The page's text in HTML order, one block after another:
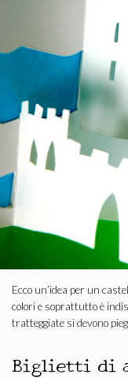
Ecco un’idea per un
colori e soprattutto è
tratteggiate si devono
Biglietti di